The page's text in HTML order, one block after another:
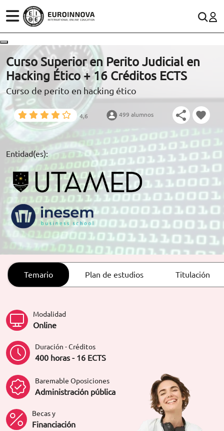
ÁREAS
ESTUDIOS
CONOCE EUROINNOVA
BECAS Y FINANCIACIÓN
RECURSOS EDUCATIVOS
ARTÍCULOS
ORIENTACIÓN LABORAL
CONTACTO
(+34)958 050 200(gratuito en España)
900 831 200
formacion@euroinnova.com
TRABAJA CON NOSOTROS
Curso Superior en Perito Judicial en
Hacking Ético + 16 Créditos ECTS
Curso de perito en hacking ético
4,6 499 alumnos
Entidad(es):
Temario Plan de estudios Titulación
Modalidad
Online
Duración - Créditos
400 horas - 16 ECTS
Baremable Oposiciones
Administración pública
Becas y
Financiación